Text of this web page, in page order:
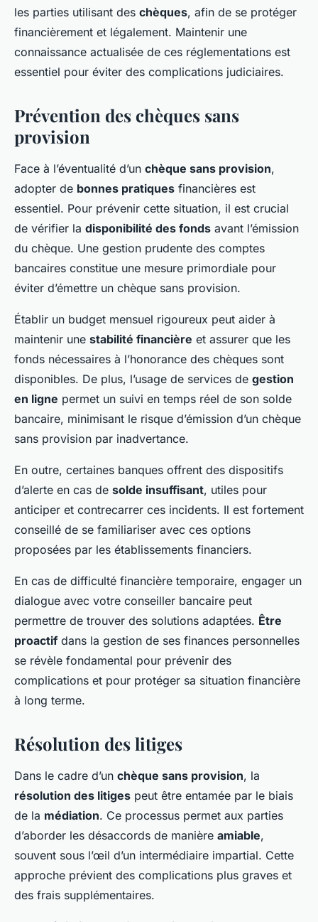
les parties utilisant des chèques, afin de se protéger
financièrement et légalement. Maintenir une
connaissance actualisée de ces réglementations est
essentiel pour éviter des complications judiciaires.
Prévention des chèques sans
provision
Face à l’éventualité d’un chèque sans provision,
adopter de bonnes pratiques financières est
essentiel. Pour prévenir cette situation, il est crucial
de vérifier la disponibilité des fonds avant l’émission
du chèque. Une gestion prudente des comptes
bancaires constitue une mesure primordiale pour
éviter d’émettre un chèque sans provision.
Établir un budget mensuel rigoureux peut aider à
maintenir une stabilité financière et assurer que les
fonds nécessaires à l’honorance des chèques sont
disponibles. De plus, l’usage de services de gestion
en ligne permet un suivi en temps réel de son solde
bancaire, minimisant le risque d’émission d’un chèque
sans provision par inadvertance.
En outre, certaines banques offrent des dispositifs
d’alerte en cas de solde insuffisant, utiles pour
anticiper et contrecarrer ces incidents. Il est fortement
conseillé de se familiariser avec ces options
proposées par les établissements financiers.
En cas de difficulté financière temporaire, engager un
dialogue avec votre conseiller bancaire peut
permettre de trouver des solutions adaptées. Être
proactifdans la gestion de ses finances personnelles
se révèle fondamental pour prévenir des
complications et pour protéger sa situation financière
à long terme.
Résolution des litiges
Dans le cadre d’un chèque sans provision, la
résolution des litiges peut être entamée par le biais
de la médiation. Ce processus permet aux parties
d’aborder les désaccords de manière amiable,
souvent sous l’œil d’un intermédiaire impartial. Cette
approche prévient des complications plus graves et
des frais supplémentaires.